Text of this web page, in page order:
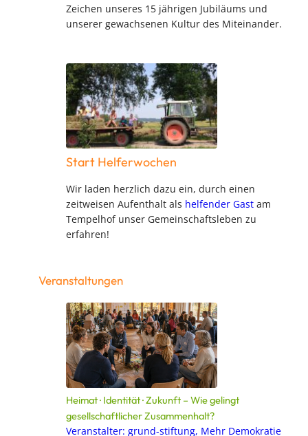
Zeichen unseres 15 jährigen Jubiläums und
unserer gewachsenen Kultur des Miteinander.
Start Helferwochen
Wir laden herzlich dazu ein, durch einen
zeitweisen Aufenthalt als helfender Gast am
Tempelhof unser Gemeinschaftsleben zu
erfahren!
Veranstaltungen
Heimat · Identität · Zukunft – Wie gelingt
gesellschaftlicher Zusammenhalt?
Veranstalter: grund-stiftung, Mehr Demokratie